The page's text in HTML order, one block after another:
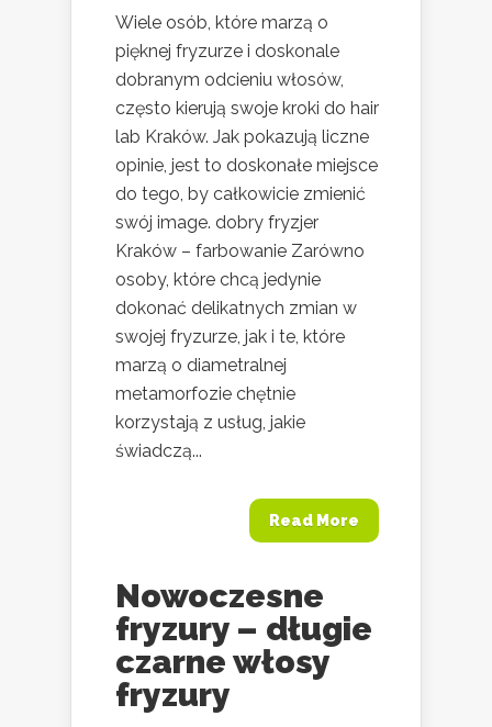
Wiele osób, które marzą o
pięknej fryzurze i doskonale
dobranym odcieniu włosów,
często kierują swoje kroki do hair
lab Kraków. Jak pokazują liczne
opinie, jest to doskonałe miejsce
do tego, by całkowicie zmienić
swój image. dobry fryzjer
Kraków – farbowanie Zarówno
osoby, które chcą jedynie
dokonać delikatnych zmian w
swojej fryzurze, jak i te, które
marzą o diametralnej
metamorfozie chętnie
korzystają z usług, jakie
świadczą...
Read More
Nowoczesne
fryzury – długie
czarne włosy
fryzury